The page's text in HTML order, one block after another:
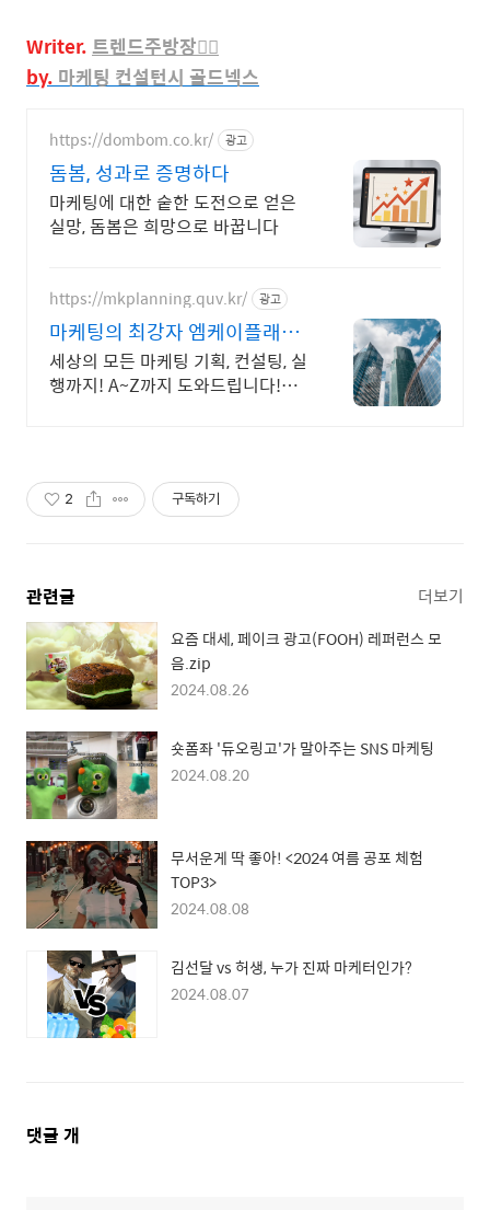
Writer.트렌드주방장👈🏻
by. 마케팅 컨설턴시 골드넥스
https://dombom.co.kr/ 광고
돔봄, 성과로 증명하다
마케팅에 대한 숱한 도전으로 얻은
실망, 돔봄은 희망으로 바꿉니다
https://mkplanning.quv.kr/ 광고
마케팅의 최강자 엠케이플래닝
비용걱정NO! 무료상담
세상의 모든 마케팅 기획, 컨설팅, 실
행까지! A~Z까지 도와드립니다!
2 구독하기
관련글 더보기
요즘 대세, 페이크 광고(FOOH) 레퍼런스 모
음.zip
2024.08.26
숏폼좌 '듀오링고'가 말아주는 SNS 마케팅
2024.08.20
무서운게 딱 좋아! <2024 여름 공포 체험
TOP3>
2024.08.08
김선달 vs 허생, 누가 진짜 마케터인가?
2024.08.07
댓
댓글 개